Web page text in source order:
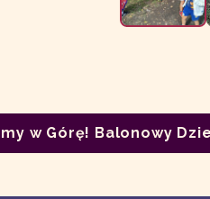
w Górę! Balonowy